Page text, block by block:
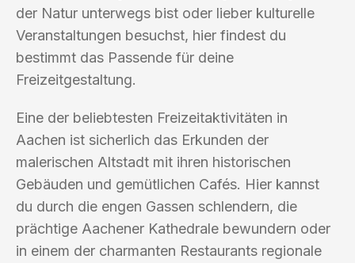
der Natur unterwegs bist oder lieber kulturelle
Veranstaltungen besuchst, hier findest du
bestimmt das Passende für deine
Freizeitgestaltung.
Eine der beliebtesten Freizeitaktivitäten in
Aachen ist sicherlich das Erkunden der
malerischen Altstadt mit ihren historischen
Gebäuden und gemütlichen Cafés. Hier kannst
du durch die engen Gassen schlendern, die
prächtige Aachener Kathedrale bewundern oder
in einem der charmanten Restaurants regionale